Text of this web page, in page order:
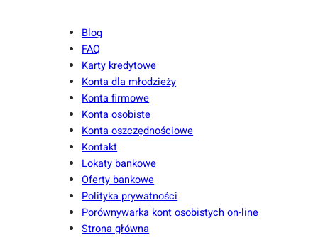
Blog
FAQ
Karty kredytowe
Konta dla młodzieży
Konta firmowe
Konta osobiste
Konta oszczędnościowe
Kontakt
Lokaty bankowe
Oferty bankowe
Polityka prywatności
Porównywarka kont osobistych on-line
Strona główna